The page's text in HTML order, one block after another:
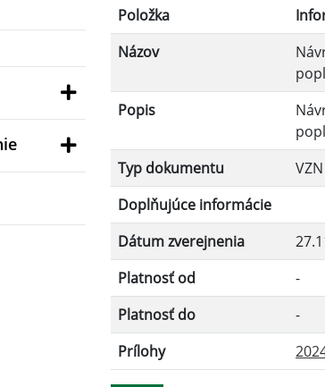
Filtrovať
Položka
Názov
Popis
Typ dokumentu
VZN
Doplňujúce informácie
Dátum zverejnenia
Platnosť od
-
Platnosť do
-
Prílohy